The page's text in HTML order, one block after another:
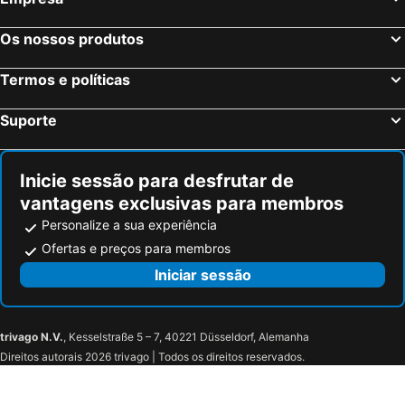
Os nossos produtos
Termos e políticas
Suporte
Inicie sessão para desfrutar de
vantagens exclusivas para membros
Personalize a sua experiência
Ofertas e preços para membros
Iniciar sessão
trivago N.V., Kesselstraße 5 – 7, 40221 Düsseldorf, Alemanha
Direitos autorais 2026 trivago | Todos os direitos reservados.